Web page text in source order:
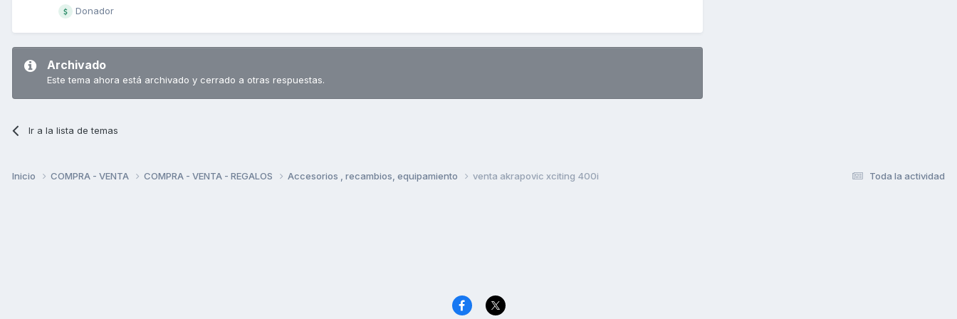
Donador
Archivado
Este tema ahora está archivado y cerrado a otras respuestas.
Ir a la lista de temas
Toda la actividad
Inicio COMPRA - VENTA COMPRA - VENTA - REGALOS Accesorios , recambios, equipamiento venta akrapovic xciting 400i